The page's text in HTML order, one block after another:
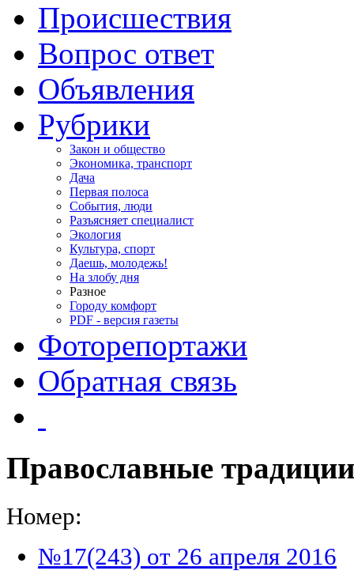
Происшествия
Вопрос ответ
Объявления
Рубрики
Закон и общество
Экономика, транспорт
Дача
Первая полоса
События, люди
Разъясняет специалист
Экология
Культура, спорт
Даешь, молодежь!
На злобу дня
Разное
Городу комфорт
PDF - версия газеты
Фоторепортажи
Обратная связь
Православные
Номер:
№17(243) от 26 апреля 2016